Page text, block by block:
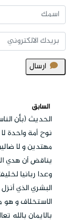
ارسال
السابق
الحديث (بأن
نوح أمة واحدة لا
مهتدين و لا
يناقض أن هدي
وعدا ربانيا
البشري الذي
الاستخلاف و
بالايمان بالله